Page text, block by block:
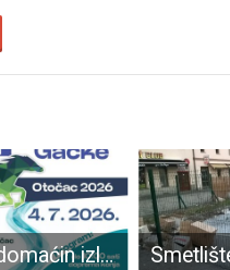
Otočac domaćin izložbe hrvatskih hladnokrvnjaka i odabira pastuha “Najlipša griva Gacke“